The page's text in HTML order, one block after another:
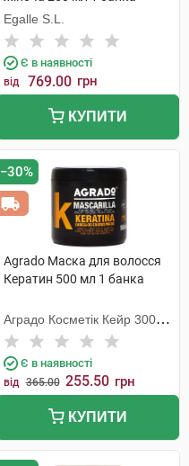
Egalle S.L.
Є в наявності
від 769.00 грн
КУПИТИ
−30%
Agrado Маска для волосся
Кератин 500 мл 1 банка
Аградо Косметік Кейр 3000
С.Л.У.
Є в наявності
від 365.00 255.50 грн
КУПИТИ